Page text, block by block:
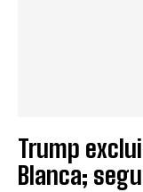
Trump
Blanca;